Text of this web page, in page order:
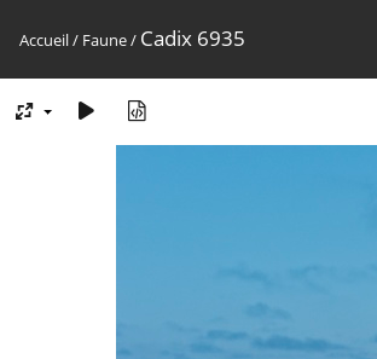
Accueil/ Faune/ Cadix 6935